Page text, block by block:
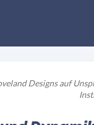
Designsauf